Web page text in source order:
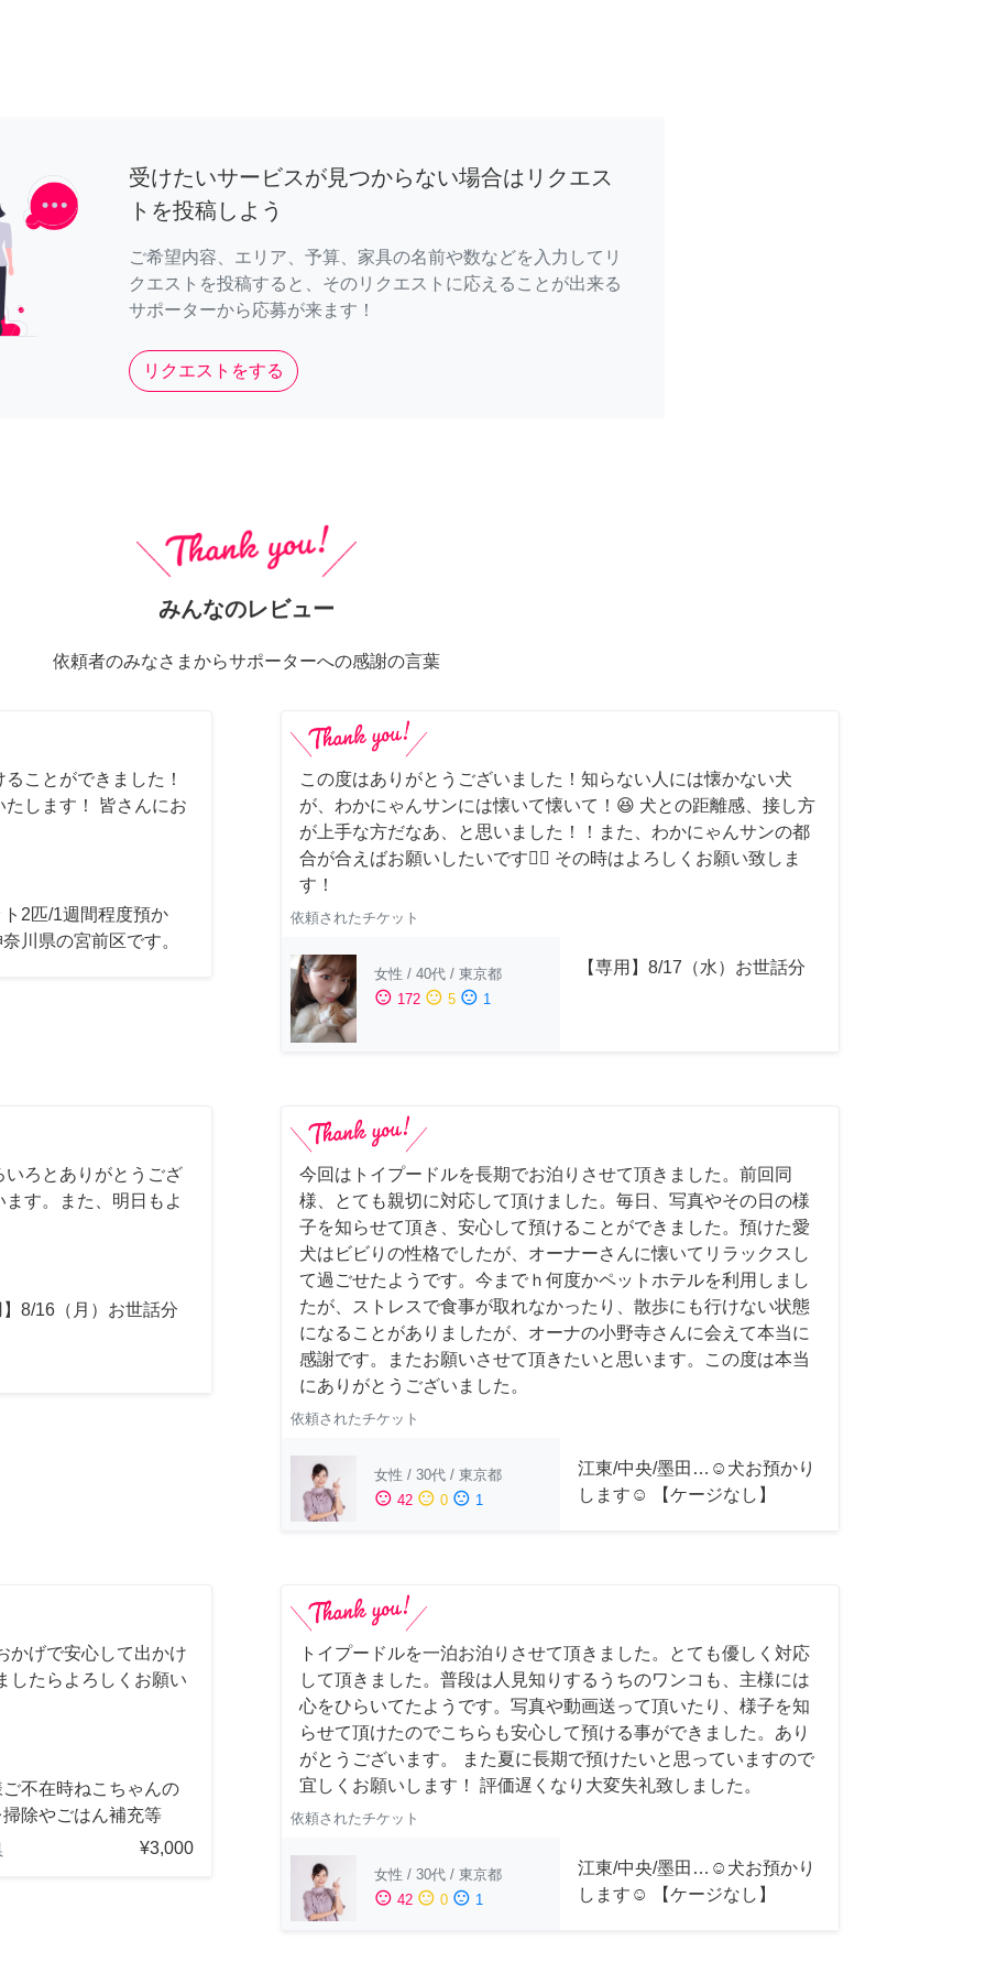
受けたいサービスが見つからない場合はリクエス
トを投稿しよう
ご希望内容、エリア、予算、家具の名前や数などを入力してリ
クエストを投稿すると、そのリクエストに応えることが出来る
サポーターから応募が来ます！
リクエストをする
みんなのレビュー
依頼者のみなさまからサポーターへの感謝の言葉
ことができました！
します！ 皆さんにお
2匹/1週間程度預か
川県の宮前区です。
この度はありがとうございました！知らない人には懐かない犬
が、わかにゃんサンには懐いて懐いて！😆 犬との距離感、接し方
が上手な方だなあ、と思いました！！また、わかにゃんサンの都
合が合えばお願いしたいです🙇‍♂️ その時はよろしくお願い致しま
す！
依頼されたチケット
女性 / 40代 / 東京都
sentiment_satisfied 172 sentiment_neutral 5 sentiment_dissatisfied 1
【専用】8/17（水）お世話分
ろとありがとうござ
す。また、明日もよ
8/16（月）お世話分
今回はトイプードルを長期でお泊りさせて頂きました。前回同
様、とても親切に対応して頂けました。毎日、写真やその日の様
子を知らせて頂き、安心して預けることができました。預けた愛
犬はビビりの性格でしたが、オーナーさんに懐いてリラックスし
て過ごせたようです。今までｈ何度かペットホテルを利用しまし
たが、ストレスで食事が取れなかったり、散歩にも行けない状態
になることがありましたが、オーナの小野寺さんに会えて本当に
感謝です。またお願いさせて頂きたいと思います。この度は本当
にありがとうございました。
依頼されたチケット
女性 / 30代 / 東京都
sentiment_satisfied 42 sentiment_neutral 0 sentiment_dissatisfied 1
江東/中央/墨田…☺︎犬お預かり
します☺︎ 【ケージなし】
かげで安心して出かけ
したらよろしくお願い
不在時ねこちゃんの
除やごはん補充等
¥3,000
トイプードルを一泊お泊りさせて頂きました。とても優しく対応
して頂きました。普段は人見知りするうちのワンコも、主様には
心をひらいてたようです。写真や動画送って頂いたり、様子を知
らせて頂けたのでこちらも安心して預ける事ができました。あり
がとうございます。 また夏に長期で預けたいと思っていますので
宜しくお願いします！ 評価遅くなり大変失礼致しました。
依頼されたチケット
女性 / 30代 / 東京都
sentiment_satisfied 42 sentiment_neutral 0 sentiment_dissatisfied 1
江東/中央/墨田…☺︎犬お預かり
します☺︎ 【ケージなし】